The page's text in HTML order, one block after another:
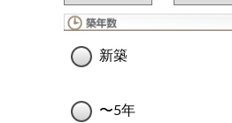
新築
〜5年